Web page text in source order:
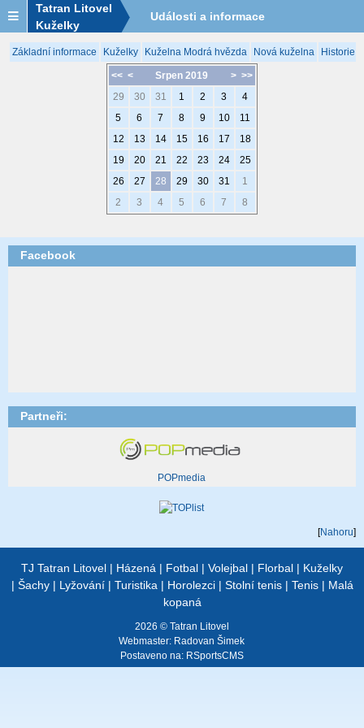
Tatran Litovel
Kuželky
Události a informace
Základní informace Kuželky Kuželna Modrá hvězda Nová kuželna Historie
<< < > >>
Srpen 2019
29
30 31 1 2 3
4
5
6 7 8 9 10
11
12
13 14 15 16 17
18
19
20 21 22 23 24
25
26
27 28 29 30 31
1
2
3 4 5 6 7 8
Facebook
Partneři:
POPmedia
[Nahoru]
TJ Tatran Litovel | Házená | Fotbal | Volejbal | Florbal | Kuželky
| Šachy| Lyžování| Turistika | Horolezci| Stolní tenis| Tenis| Malá
kopaná
2026 © Tatran Litovel
Webmaster: Radovan Šimek
Postaveno na: RSportsCMS